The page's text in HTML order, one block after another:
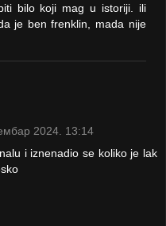
bilo koji mag u istoriji. ili
je ben frenklin, mada nije
2024. 13:14
i iznenadio se koliko je lak